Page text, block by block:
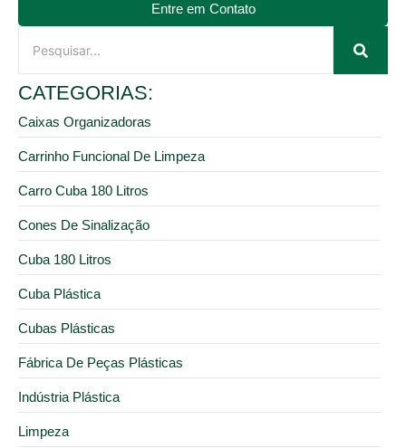
Entre em Contato
CATEGORIAS:
Caixas Organizadoras
Carrinho Funcional De Limpeza
Carro Cuba 180 Litros
Cones De Sinalização
Cuba 180 Litros
Cuba Plástica
Cubas Plásticas
Fábrica De Peças Plásticas
Indústria Plástica
Limpeza